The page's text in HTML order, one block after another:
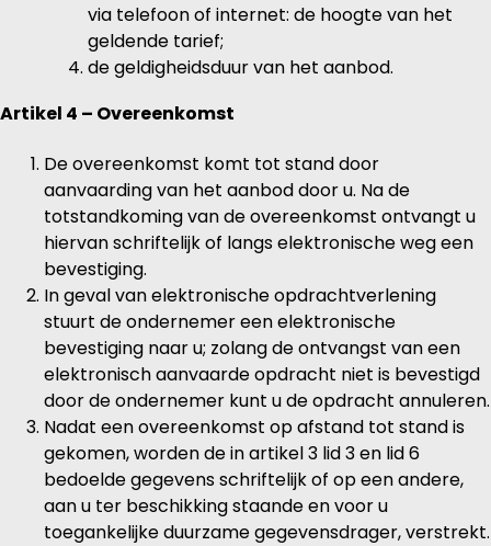
via telefoon of internet: de hoogte van het
geldende tarief;
de geldigheidsduur van het aanbod.
Artikel 4 – Overeenkomst
De overeenkomst komt tot stand door
aanvaarding van het aanbod door u. Na de
totstandkoming van de overeenkomst ontvangt u
hiervan schriftelijk of langs elektronische weg een
bevestiging.
In geval van elektronische opdrachtverlening
stuurt de ondernemer een elektronische
bevestiging naar u; zolang de ontvangst van een
elektronisch aanvaarde opdracht niet is bevestigd
door de ondernemer kunt u de opdracht annuleren.
Nadat een overeenkomst op afstand tot stand is
gekomen, worden de in artikel 3 lid 3 en lid 6
bedoelde gegevens schriftelijk of op een andere,
aan u ter beschikking staande en voor u
toegankelijke duurzame gegevensdrager, verstrekt.